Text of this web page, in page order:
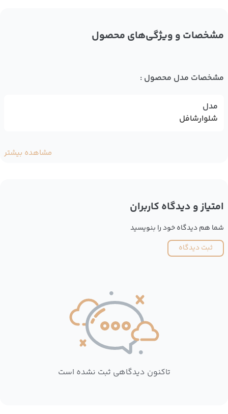
مشخصات و ویژگی‌های محصول
مشخصات مدل محصول :
مدل
شلوارشافل
مشاهده بیشتر
امتیاز و دیدگاه کاربران
شما هم دیدگاه خود را بنویسید
ثبت دیدگاه
تاکنون دیدگاهی ثبت نشده است